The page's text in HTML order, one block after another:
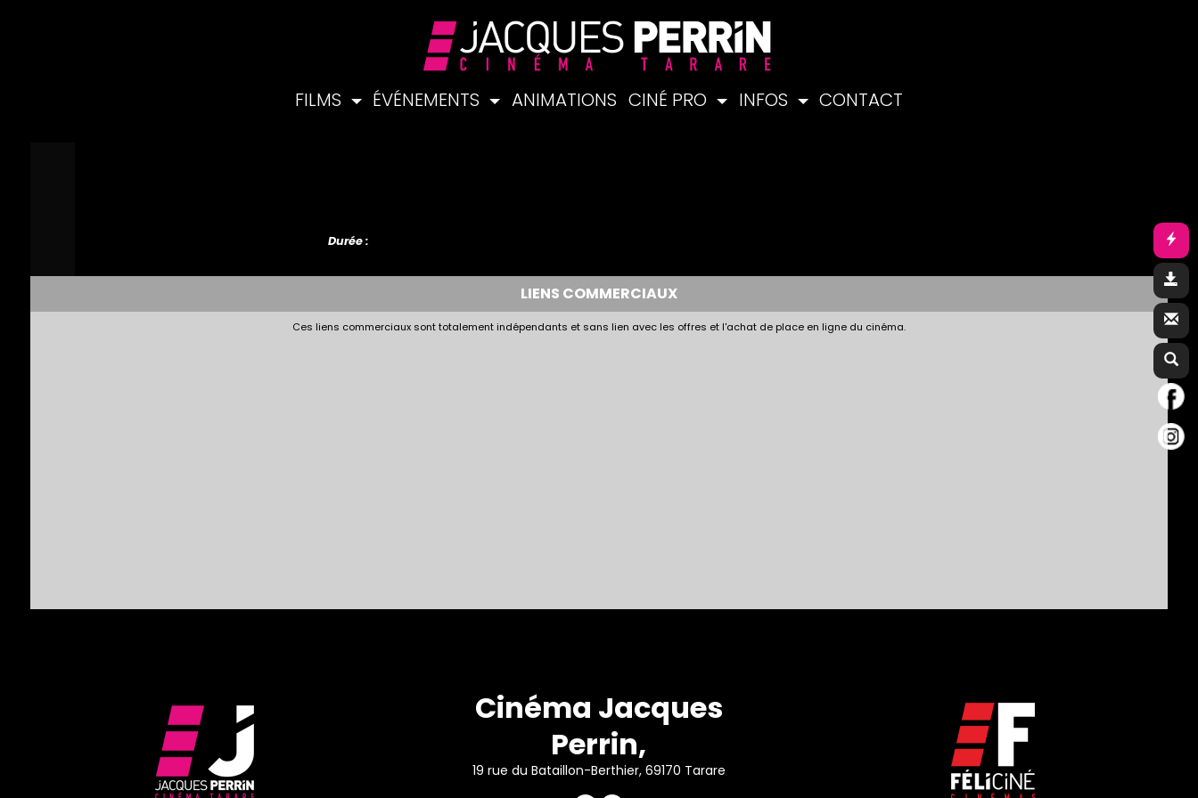
FILMS ÉVÉNEMENTS ANIMATIONS CINÉ PRO INFOS CONTACT
Durée :
LIENS COMMERCIAUX
Ces liens commerciaux sont totalement indépendants et sans lien avec les offres et l'achat de place en ligne du cinéma.
Cinéma Jacques
Perrin,
19 rue du Bataillon-Berthier, 69170 Tarare